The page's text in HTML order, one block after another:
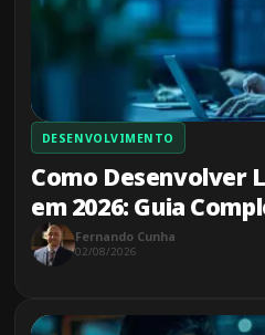
DESENVOLVIMENTO
Como Desenvolver
em 2026: Guia
Fernando Cunha
02/08/2026